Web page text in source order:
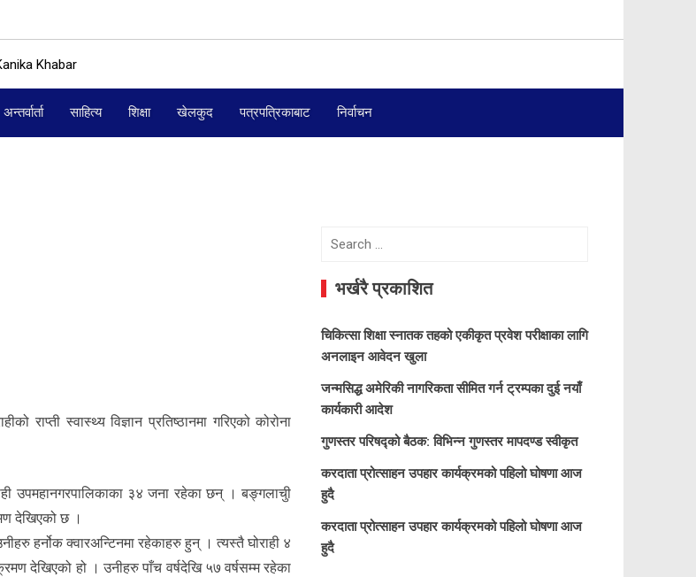
अन्तर्वार्ता साहित्य शिक्षा खेलकुद पत्रपत्रिकाबाट निर्वाचन
स्वास्थ्य विज्ञान प्रतिष्ठानमा गरिएको कोरोना
उपमहानगरपालिकाका ३४ जना रहेका छन् । बङ्गलाचुी
देखिएको छ ।
हर्नोक क्वारअन्टिनमा रहेकाहरु हुन् । त्यस्तै घोराही ४
देखिएको हो । उनीहरु पाँच वर्षदेखि ५७ वर्षसम्म रहेका
Search
भर्खरै प्रकाशित
चिकित्सा शिक्षा स्नातक तहको एकीकृत प्रवेश परीक्षाका लागि
अनलाइन आवेदन खुला
जन्मसिद्ध अमेरिकी नागरिकता सीमित गर्न ट्रम्पका दुई नयाँ
कार्यकारी आदेश
गुणस्तर परिषद्को बैठक: विभिन्न गुणस्तर मापदण्ड स्वीकृत
करदाता प्रोत्साहन उपहार कार्यक्रमको पहिलो घोषणा आज
हुदै
करदाता प्रोत्साहन उपहार कार्यक्रमको पहिलो घोषणा आज
हुदै